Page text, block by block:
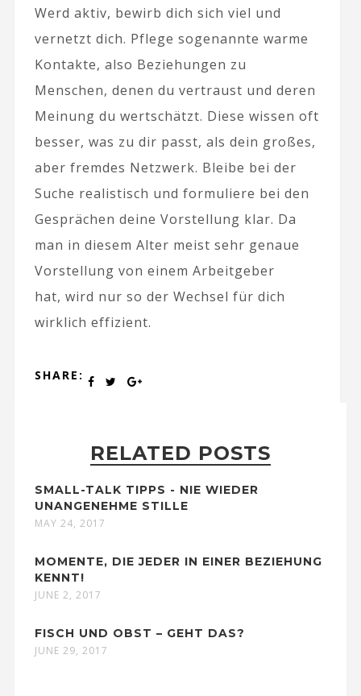
Werd aktiv, bewirb dich sich viel und
vernetzt dich. Pflege sogenannte warme
Kontakte, also Beziehungen zu
Menschen, denen du vertraust und deren
Meinung du wertschätzt. Diese wissen oft
besser, was zu dir passt, als dein großes,
aber fremdes Netzwerk. Bleibe bei der
Suche realistisch und formuliere bei den
Gesprächen deine Vorstellung klar. Da
man in diesem Alter meist sehr genaue
Vorstellung von einem Arbeitgeber
hat, wird nur so der Wechsel für dich
wirklich effizient.
SHARE:
RELATED POSTS
SMALL-TALK TIPPS - NIE WIEDER
UNANGENEHME STILLE
MAY 24, 2017
MOMENTE, DIE JEDER IN EINER BEZIEHUNG
KENNT!
JUNE 2, 2017
FISCH UND OBST – GEHT DAS?
JUNE 29, 2017